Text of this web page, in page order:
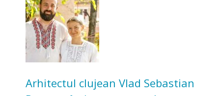
bunicilor
Arhitectul clujean Vlad Sebastian